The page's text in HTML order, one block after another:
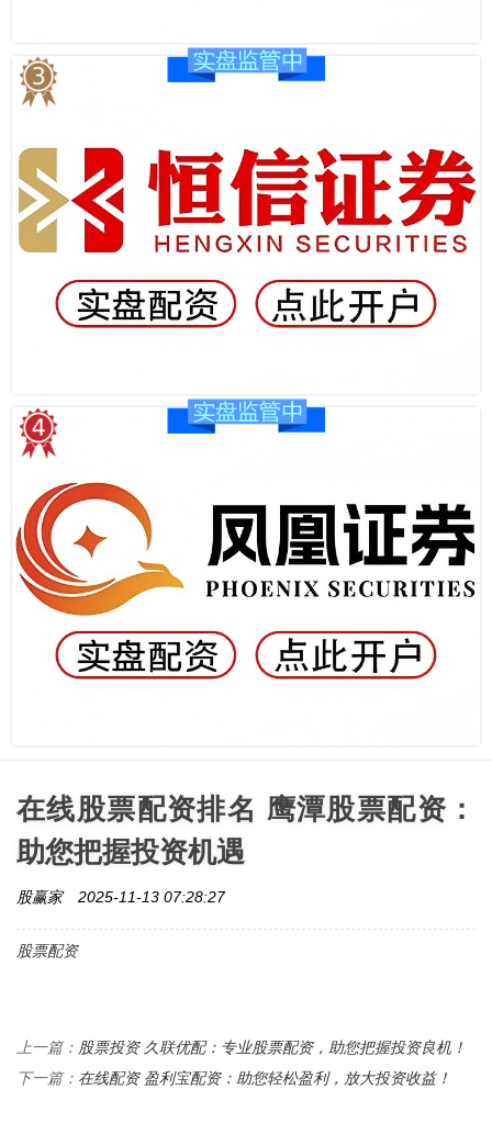
在线股票配资排名 鹰潭股票配资：
助您把握投资机遇
股赢家 2025-11-13 07:28:27
股票配资
上一篇： 股票投资 久联优配：专业股票配资，助您把握投资良机！
下一篇： 在线配资 盈利宝配资：助您轻松盈利，放大投资收益！